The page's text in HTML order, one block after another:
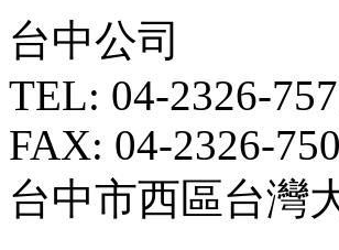
台中公司
TEL: 04-2326-
FAX: 04-2326-
台中市西區台灣